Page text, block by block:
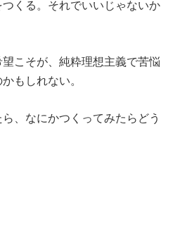
つくる。それでいいじゃないか
こそが、純粋理想主義で苦悩
もしれない。
、なにかつくってみたらどう